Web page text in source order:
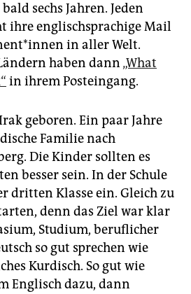
sechs Jahren. Jeden
ihre englischsprachige Mail
in aller Welt.
haben dann „What
in ihrem Posteingang.
geboren. Ein paar Jahre
Familie nach
Die Kinder sollten es
besser sein. In der Schule
dritten Klasse ein. Gleich zu
denn das Ziel war klar
Studium, beruflicher
so gut sprechen wie
Kurdisch. So gut wie
Englisch dazu, dann